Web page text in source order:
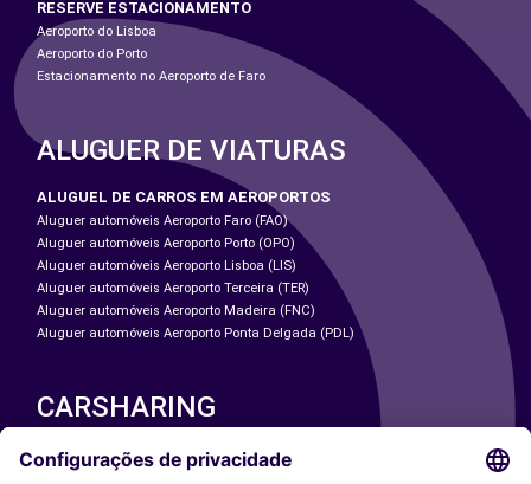
RESERVE ESTACIONAMENTO
Aeroporto do Lisboa
Aeroporto do Porto
Estacionamento no Aeroporto de Faro
ALUGUER DE VIATURAS
ALUGUEL DE CARROS EM AEROPORTOS
Aluguer automóveis Aeroporto Faro (FAO)
Aluguer automóveis Aeroporto Porto (OPO)
Aluguer automóveis Aeroporto Lisboa (LIS)
Aluguer automóveis Aeroporto Terceira (TER)
Aluguer automóveis Aeroporto Madeira (FNC)
Aluguer automóveis Aeroporto Ponta Delgada (PDL)
CARSHARING
NOSSAS CIDADES